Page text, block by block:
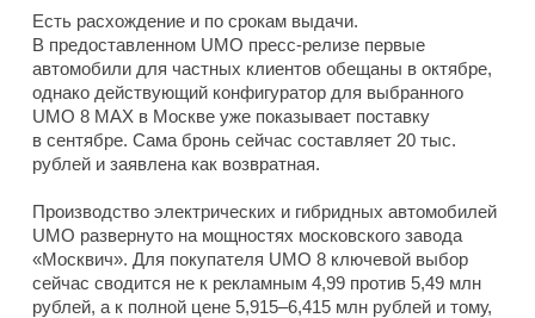
Есть расхождение и по срокам выдачи.
В предоставленном UMO пресс-релизе первые
автомобили для частных клиентов обещаны в октябре,
однако действующий конфигуратор для выбранного
UMO 8 MAX в Москве уже показывает поставку
в сентябре. Сама бронь сейчас составляет 20 тыс.
рублей и заявлена как возвратная.
Производство электрических и гибридных автомобилей
UMO развернуто на мощностях московского завода
«Москвич». Для покупателя UMO 8 ключевой выбор
сейчас сводится не к рекламным 4,99 против 5,49 млн
рублей, а к полной цене 5,915–6,415 млн рублей и тому,